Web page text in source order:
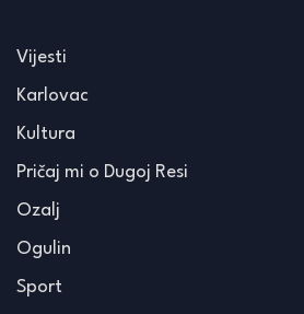
Vijesti
Karlovac
Kultura
Pričaj mi o Dugoj Resi
Ozalj
Ogulin
Sport